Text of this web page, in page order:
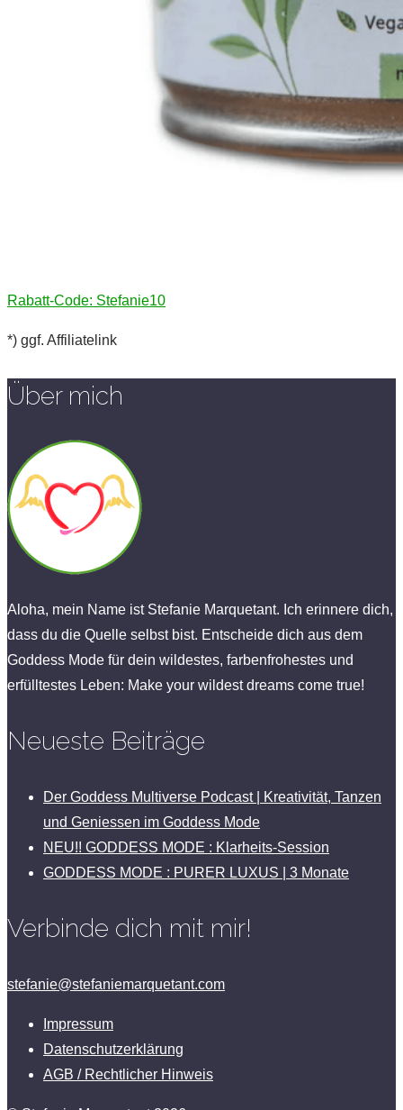
Rabatt-Code: Stefanie10
*) ggf. Affiliatelink
Über mich
Aloha, mein Name ist Stefanie Marquetant. Ich erinnere dich,
dass du die Quelle selbst bist. Entscheide dich aus dem
Goddess Mode für dein wildestes, farbenfrohestes und
erfülltestes Leben: Make your wildest dreams come true!
Neueste Beiträge
Der Goddess Multiverse Podcast | Kreativität, Tanzen
und Geniessen im Goddess Mode
NEU!! GODDESS MODE : Klarheits-Session
GODDESS MODE : PURER LUXUS | 3 Monate
Verbinde dich mit mir!
stefanie@stefaniemarquetant.com
Impressum
Datenschutzerklärung
AGB / Rechtlicher Hinweis